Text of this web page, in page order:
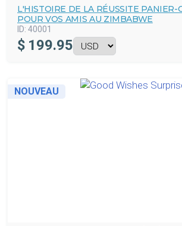
L'HISTOIRE DE LA RÉUSSITE PANIER-
POUR VOS AMIS AU ZIMBABWE
ID: 40001
$ 199.95
NOUVEAU